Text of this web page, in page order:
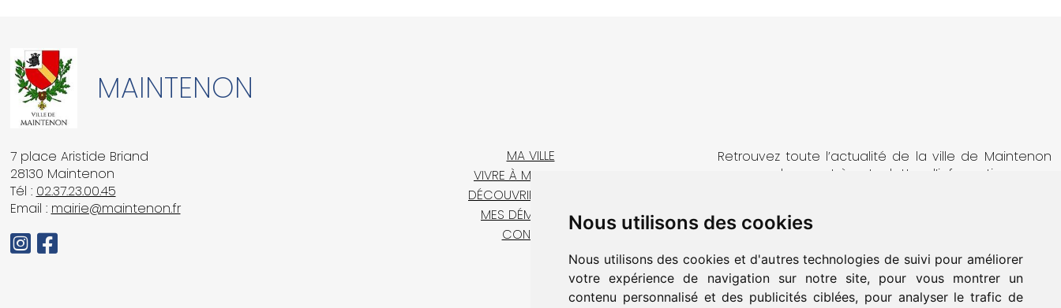
Nous utilisons des cookies
Nous utilisons des cookies et d'autres technologies de suivi pour améliorer
votre expérience de navigation sur notre site, pour vous montrer un
contenu personnalisé et des publicités ciblées, pour analyser le trafic de
MAINTENON
7 place Aristide Briand
28130 Maintenon
Tél : 02.37.23.00.45
Email : mairie@maintenon.fr
MA VILLE
VIVRE À MAINTENON
DÉCOUVRIR & SORTIR
MES DÉMARCHES
CONTACT
Retrouvez toute l’actualité de la ville de Maintenon
en vous abonnant à notre lettre d’information.